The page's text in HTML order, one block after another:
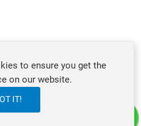
your English skills?
we help?
to ensure you get the
on our website.
IT!